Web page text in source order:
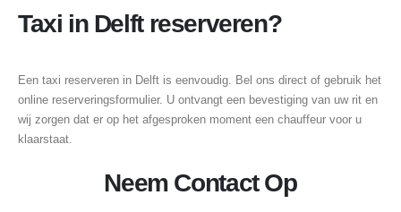
Taxi in Delft reserveren?
Een taxi reserveren in Delft is eenvoudig. Bel ons direct of gebruik het
online reserveringsformulier. U ontvangt een bevestiging van uw rit en
wij zorgen dat er op het afgesproken moment een chauffeur voor u
klaarstaat.
Neem Contact Op